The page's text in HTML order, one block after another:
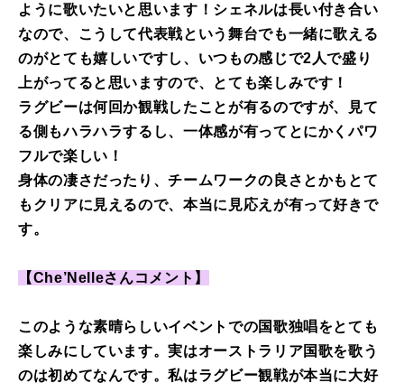
ように歌いたいと思います！シェネルは長い付き合い
なので、こうして代表戦という舞台でも一緒に歌える
のがとても嬉しいですし、いつもの感じで2人で盛り
上がってると思いますので、とても楽しみです！
ラグビーは何回か観戦したことが有るのですが、見て
る側もハラハラするし、一体感が有ってとにかくパワ
フルで楽しい！
身体の凄さだったり、チームワークの良さとかもとて
もクリアに見えるので、本当に見応えが有って好きで
す。
【Che’Nelleさんコメント】
このような素晴らしいイベントでの国歌独唱をとても
楽しみにしています。実はオーストラリア国歌を歌う
のは初めてなんです。私はラグビー観戦が本当に大好